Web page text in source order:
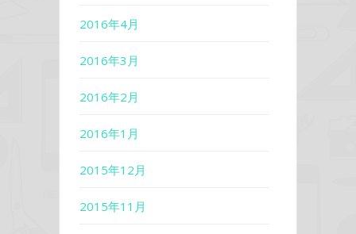
2016年4月
2016年3月
2016年2月
2016年1月
2015年12月
2015年11月